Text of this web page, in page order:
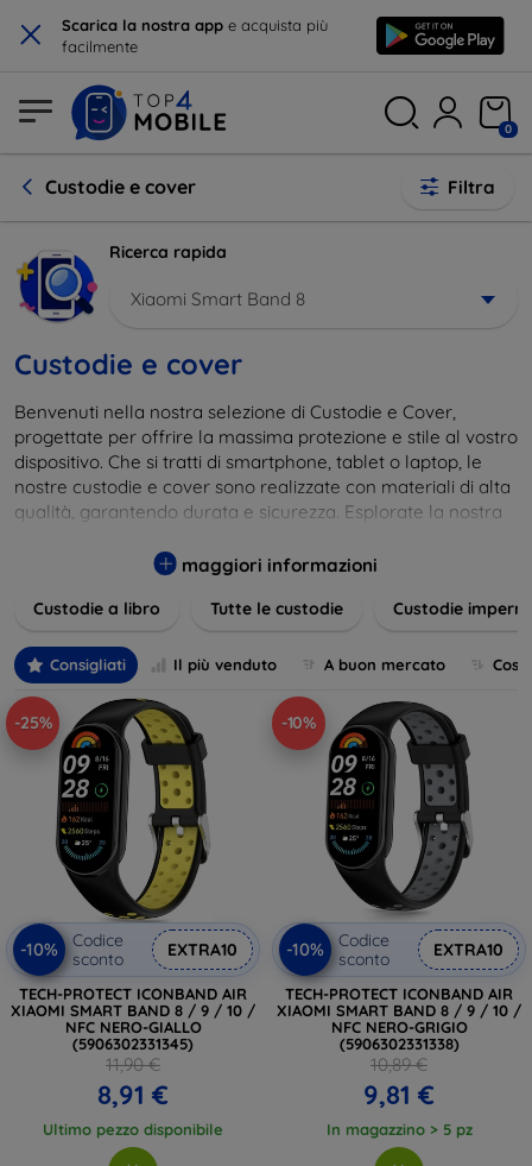
× Scarica la nostra app e acquista più
facilmente
0
Custodie e cover Filtra
Ricerca rapida
Xiaomi Smart Band 8
Custodie e cover
Benvenuti nella nostra selezione di Custodie e Cover,
progettate per offrire la massima protezione e stile al vostro
dispositivo. Che si tratti di smartphone, tablet o laptop, le
nostre custodie e cover sono realizzate con materiali di alta
qualità, garantendo durata e sicurezza. Esplorate la nostra
esigenza e gusto. Proteggete il vostro dispositivo con le
maggiori informazioni
Custodie a libro Tutte le custodie Custodie
Consigliati Il più venduto A buon mercato
-25%
-10%
Codice
sconto
EXTRA10
TECH-PROTECT ICONBAND AIR
XIAOMI SMART BAND 8 / 9 / 10 /
NFC NERO-GIALLO
(5906302331345)
11,90 €
8,91 €
Ultimo pezzo disponibile
-10%
-10%
Codice
sconto
EXTRA10
TECH-PROTECT ICONBAND AIR
XIAOMI SMART BAND 8 / 9 / 10 /
NFC NERO-GRIGIO
(5906302331338)
10,89 €
9,81 €
In magazzino > 5 pz